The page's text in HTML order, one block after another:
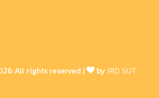
All rights reserved | by IRD SUT